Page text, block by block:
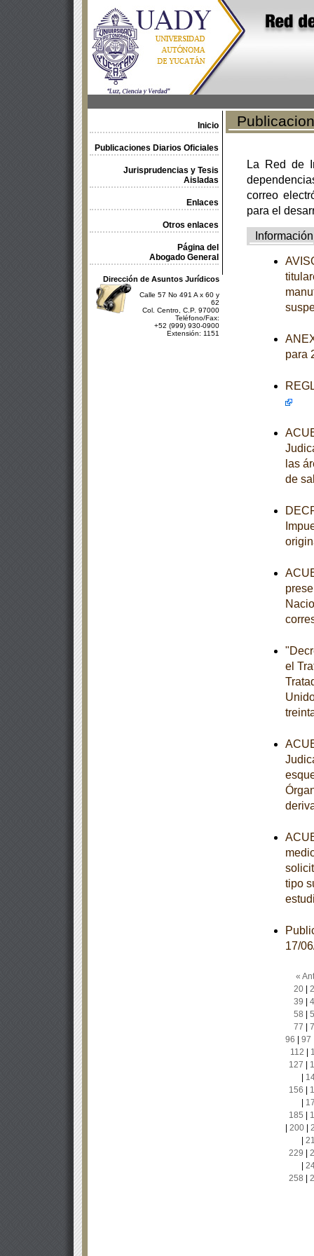
Inicio
Publicaciones Diarios Oficiales
Jurisprudencias y Tesis
Aisladas
Enlaces
Otros enlaces
Página del
Abogado General
Dirección de Asuntos Jurídicos
Calle 57 No 491 A x 60 y
62
Col. Centro, C.P. 97000
Teléfono/Fax:
+52 (999) 930-0900
Extensión: 1151
La Red de
correo
para el
Información
para
las
de
el
tipo
17/
«
20|
39
58
77
96
97
112
127
156
185
200|
229
258